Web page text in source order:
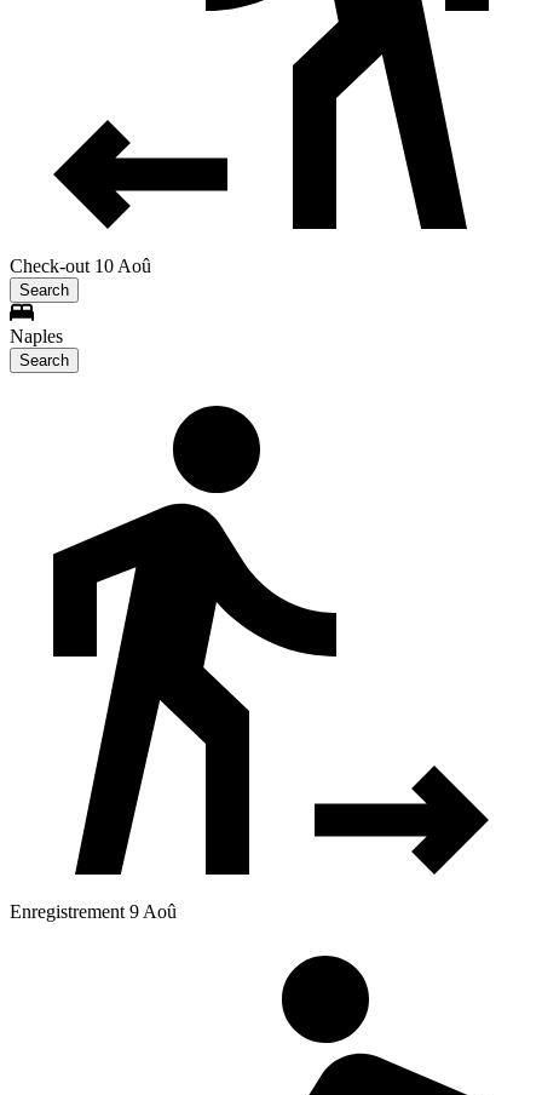
Check-out 10 Aoû
Search
Naples
Search
Enregistrement 9 Aoû